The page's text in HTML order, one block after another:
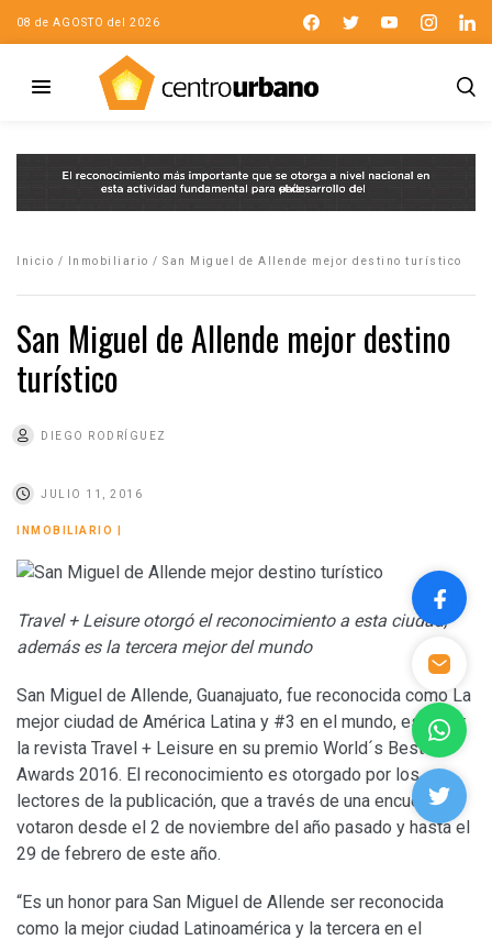
08 de AGOSTO del 2026
Inicio / Inmobiliario / San Miguel de Allende mejor destino turístico
San Miguel de Allende mejor destino
turístico
DIEGO RODRÍGUEZ
JULIO 11, 2016
INMOBILIARIO
Travel + Leisure otorgó el reconocimiento a esta ciudad,
además es la tercera mejor del mundo
San Miguel de Allende, Guanajuato, fue reconocida como La
mejor ciudad de América Latina y #3 en el mundo, esto por
la revista Travel + Leisure en su premio World´s Best
Awards 2016. El reconocimiento es otorgado por los
lectores de la publicación, que a través de una encuesta
votaron desde el 2 de noviembre del año pasado y hasta el
29 de febrero de este año.
“Es un honor para San Miguel de Allende ser reconocida
como la mejor ciudad Latinoamérica y la tercera en el